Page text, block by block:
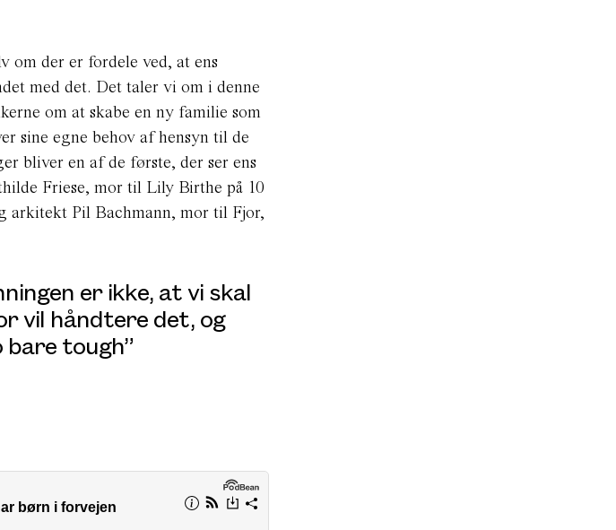
om der er fordele ved, at ens
med det. Det taler vi om i denne
om at skabe en ny familie som
sine egne behov af hensyn til de
bliver en af de første, der ser ens
Friese, mor til Lily Birthe på 10
arkitekt Pil Bachmann, mor til Fjor,
er ikke, at vi skal
vil håndtere det, og
bare tough”